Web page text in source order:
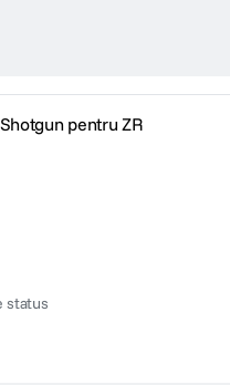
pentru ZR
status